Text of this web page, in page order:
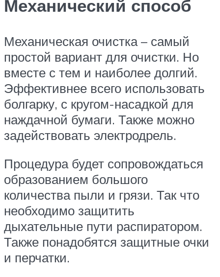
Механический способ
Механическая очистка – самый
простой вариант для очистки. Но
вместе с тем и наиболее долгий.
Эффективнее всего использовать
болгарку, с кругом-насадкой для
наждачной бумаги. Также можно
задействовать электродрель.
Процедура будет сопровождаться
образованием большого
количества пыли и грязи. Так что
необходимо защитить
дыхательные пути распиратором.
Также понадобятся защитные очки
и перчатки.